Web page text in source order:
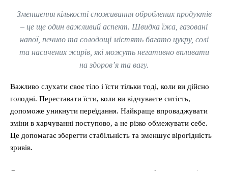
Зменшення кількості споживання оброблених продуктів
– це ще один важливий аспект. Швидка їжа, газовані
напої, печиво та солодощі містять багато цукру, солі
та насичених жирів, які можуть негативно впливати
на здоров’я та вагу.
Важливо слухати своє тіло і їсти тільки тоді, коли ви дійсно
голодні. Переставати їсти, коли ви відчуваєте ситість,
допоможе уникнути переїдання. Найкраще впроваджувати
зміни в харчуванні поступово, а не різко обмежувати себе.
Це допомагає зберегти стабільність та зменшує вірогідність
зривів.